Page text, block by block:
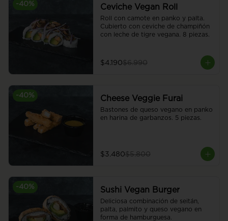
-40% Ceviche Vegan Roll
Roll con camote en panko y palta.
Cubierto con ceviche de champiñón
con leche de tigre vegana. 8 piezas.
$4.190$6.990
-40% Cheese Veggie Furai
Bastones de queso vegano en panko
en harina de garbanzos. 5 piezas.
$3.480$5.800
-40% Sushi Vegan Burger
Deliciosa combinación de seitán,
palta, palmito y queso vegano en
forma de hamburguesa.